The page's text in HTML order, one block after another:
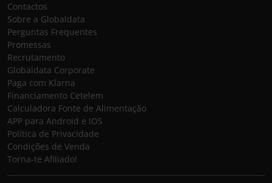
Contactos
Sobre a Globaldata
Perguntas Frequentes
Promessas
Recrutamento
Globaldata Corporate
Paga com Klarna
Financiamento Cetelem
Calculadora Fonte de Alimentação
APP para Android e IOS
Política de Privacidade
Condições de Venda
Torna-te Afiliado!